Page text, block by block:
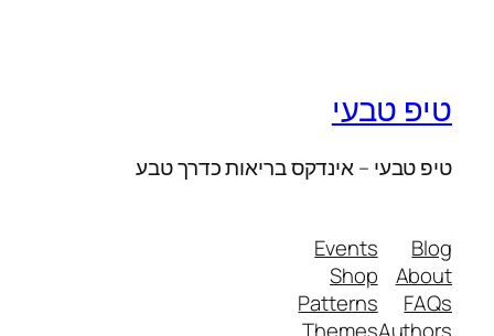
טיפ טבעי
טיפ טבעי – אינדקס בריאות כדרך טבע
Blog
About
FAQs
Events
Shop
Patterns